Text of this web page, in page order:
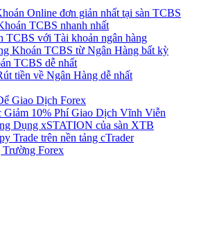
Online đơn giản nhất tại sàn TCBS
TCBS nhanh nhất
TCBS với Tài khoản ngân hàng
Khoán TCBS từ Ngân Hàng bất kỳ
TCBS dễ nhất
tiền về Ngân Hàng dễ nhất
Giao Dịch Forex
10% Phí Giao Dịch Vĩnh Viễn
Dụng xSTATION của sàn XTB
Trade trên nền tảng cTrader
Trường Forex